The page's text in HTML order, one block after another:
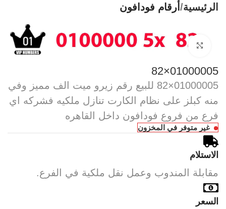
الرئيسية أرقام فودافون
Click to enlarge
01000005×82
01000005×82 للبيع رقم زيرو ميت الف مميز وفي
منه كبلز على نظام الكارت تنازل ملكيه فشركه اي
فرع من فروع فودافون داخل القاهره
غير متوفر في المخزون
الاستلام
مقابلة المندوب وعمل نقل ملكية في الفرع.
السعر